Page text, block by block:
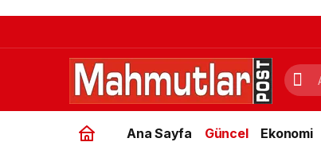
Ana Sayfa Güncel Ekonomi